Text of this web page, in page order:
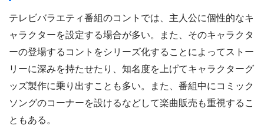
テレビバラエティ番組のコントでは、主人公に個性的なキ
ャラクターを設定する場合が多い。また、そのキャラクタ
ーの登場するコントをシリーズ化することによってストー
リーに深みを持たせたり、知名度を上げてキャラクターグ
ッズ製作に乗り出すことも多い。また、番組中にコミック
ソングのコーナーを設けるなどして楽曲販売も重視するこ
ともある。